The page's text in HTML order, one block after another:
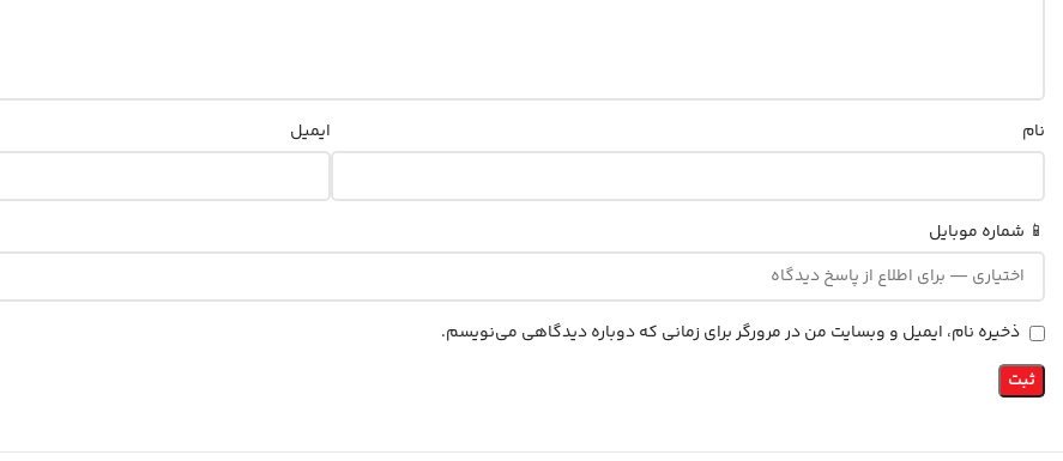
نام ایمیل
📱 شماره موبایل
ذخیره نام، ایمیل و وبسایت من در مرورگر برای زمانی که دوباره دیدگاهی می‌نویسم.